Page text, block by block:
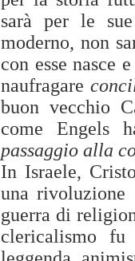
sarà per le
moderno, non
con esse nasce
naufragare
buon vecchio
come Engels
passaggio alla
In Israele,
una rivoluzione
guerra di
clericalismo